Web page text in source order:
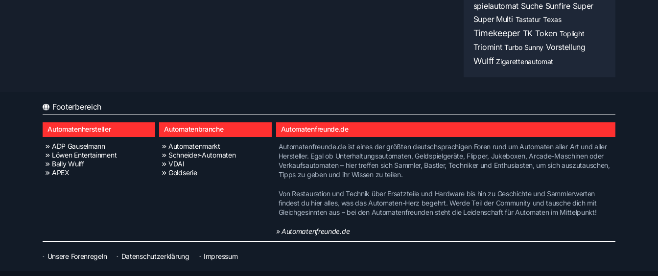
spielautomat Suche Sunfire Super
Super Multi Tastatur Texas
Timekeeper TK Token Toplight
Triomint Turbo Sunny Vorstellung
Wulff Zigarettenautomat
Footerbereich
Automatenhersteller
ADP Gauselmann
Löwen Entertainment
Bally Wulff
APEX
Automatenbranche
Automatenmarkt
Schneider-Automaten
VDAI
Goldserie
Automatenfreunde.de
Automatenfreunde.de ist eines der größten deutschsprachigen Foren rund um Automaten aller Art und aller
Hersteller. Egal ob Unterhaltungsautomaten, Geldspielgeräte, Flipper, Jukeboxen, Arcade-Maschinen oder
Verkaufsautomaten – hier treffen sich Sammler, Bastler, Techniker und Enthusiasten, um sich auszutauschen,
Tipps zu geben und ihr Wissen zu teilen.
Von Restauration und Technik über Ersatzteile und Hardware bis hin zu Geschichte und Sammlerwerten
findest du hier alles, was das Automaten-Herz begehrt. Werde Teil der Community und tausche dich mit
Gleichgesinnten aus – bei den Automatenfreunden steht die Leidenschaft für Automaten im Mittelpunkt!
» Automatenfreunde.de
Unsere Forenregeln Datenschutzerklärung Impressum